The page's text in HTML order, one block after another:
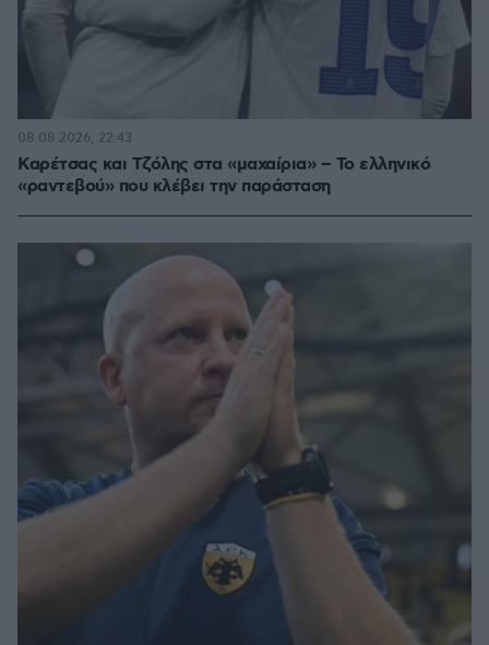
Καρέτσας και Τζόλης στα «μαχαίρια» – Το ελληνικό
«ραντεβού» που κλέβει την παράσταση
08.08.2026, 22:43